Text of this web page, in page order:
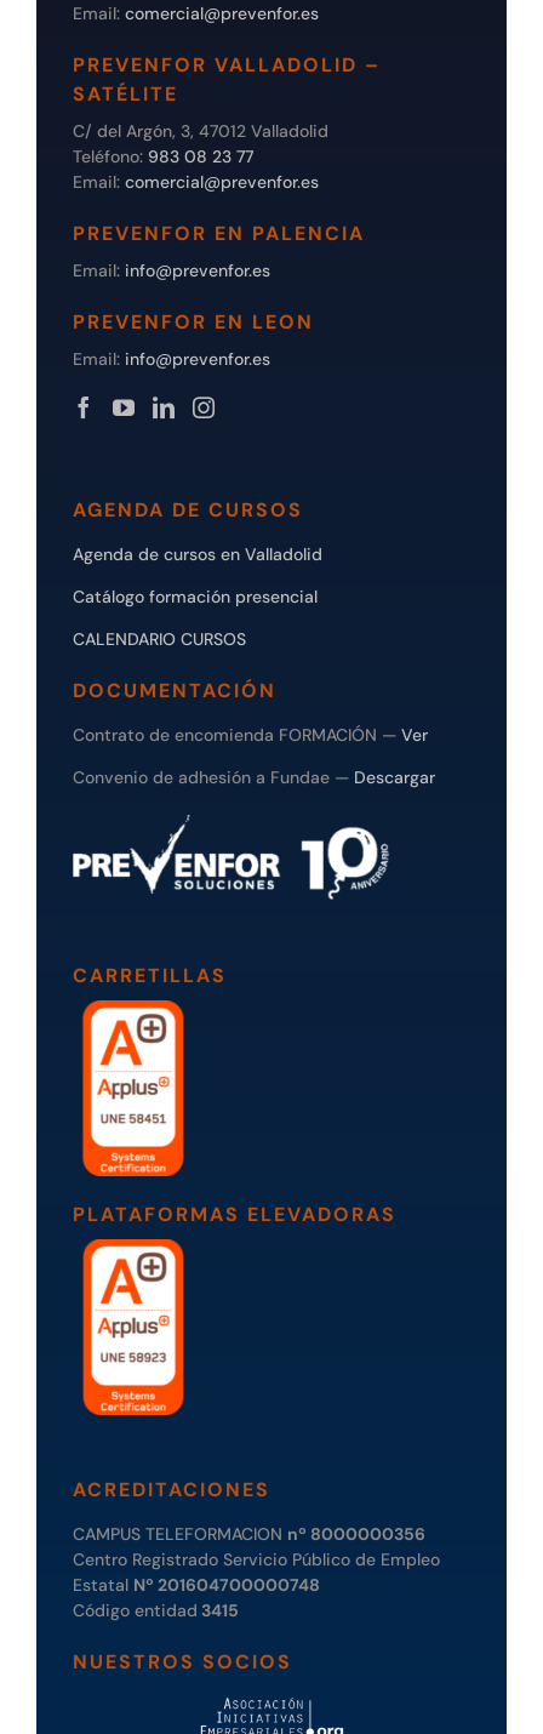
Email: comercial@prevenfor.es
PREVENFOR VALLADOLID –
SATÉLITE
C/ del Argón, 3, 47012 Valladolid
Teléfono: 983 08 23 77
Email: comercial@prevenfor.es
PREVENFOR EN PALENCIA
Email: info@prevenfor.es
PREVENFOR EN LEON
Email: info@prevenfor.es
AGENDA DE CURSOS
Agenda de cursos en Valladolid
Catálogo formación presencial
CALENDARIO CURSOS
DOCUMENTACIÓN
Contrato de encomienda FORMACIÓN — Ver
Convenio de adhesión a Fundae — Descargar
CARRETILLAS
PLATAFORMAS ELEVADORAS
ACREDITACIONES
CAMPUS TELEFORMACION nº 8000000356
Centro Registrado Servicio Público de Empleo
Estatal Nº 201604700000748
Código entidad 3415
NUESTROS SOCIOS